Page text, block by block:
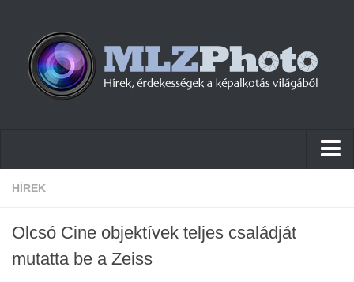
Hírek
Cikkek
HÍREK
Olcsó Cine objektívek teljes családját
mutatta be a Zeiss